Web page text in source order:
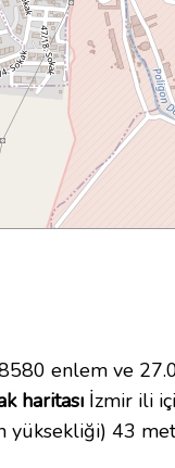
enlem ve
haritası İzmir ili
yüksekliği) 43